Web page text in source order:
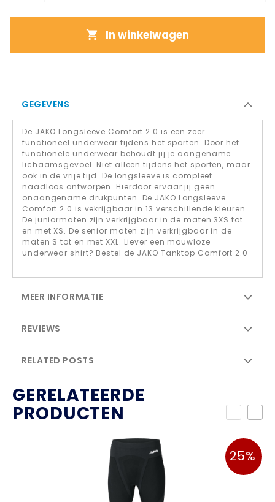
In winkelwagen
GEGEVENS
De JAKO Longsleeve Comfort 2.0 is een zeer
functioneel underwear tijdens het sporten. Door het
functionele underwear behoudt jij je aangename
lichaamsgevoel. Niet alleen tijdens het sporten, maar
ook in de vrije tijd. De longsleeve is compleet
naadloos ontworpen. Hierdoor ervaar jij geen
onaangename drukpunten. De JAKO Longsleeve
Comfort 2.0 is vekrijgbaar in 13 verschillende kleuren.
De juniormaten zijn verkrijgbaar in de maten 3XS tot
en met XS. De senior maten zijn verkrijgbaar in de
maten S tot en met XXL. Liever een mouwloze
underwear shirt? Bestel de JAKO Tanktop Comfort 2.0
MEER INFORMATIE
REVIEWS
RELATED POSTS
GERELATEERDE
PRODUCTEN
25%